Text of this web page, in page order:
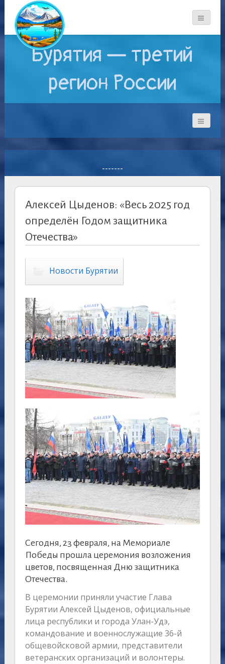
Бурятия — третий
регион России
-------
Алексей Цыденов: «Весь 2025 год
определён Годом защитника
Отечества»
Новости Бурятии
Сегодня, 23 февраля, на Мемориале
Победы прошла церемония возложения
цветов, посвященная Дню защитника
Отечества.
В церемонии приняли участие Глава
Бурятии Алексей Цыденов, официальные
лица республики и города Улан-Удэ,
командование и военнослужащие 36-й
общевойсковой армии, представители
ветеранских организаций и волонтеры.